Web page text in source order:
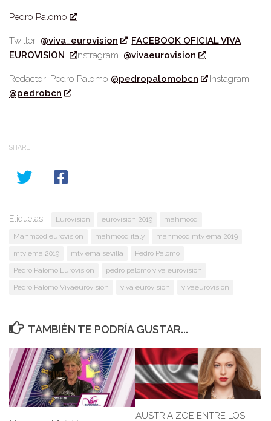
Pedro Palomo
Twitter @viva_eurovision
FACEBOOK OFICIAL VIVA
EUROVISION
Instragram @vivaeurovision
Redactor: Pedro Palomo @pedropalomobcn
Instagram
@pedrobcn
SHARE
Etiquetas: Eurovision eurovision 2019
mahmood
Mahmood eurovision
mahmood italy
mahmood mtv ema 2019
mtv ema 2019
mtv ema sevilla
Pedro Palomo
Pedro Palomo Eurovision
pedro palomo viva eurovision
Pedro Palomo Vivaeurovision
viva eurovision vivaeurovision
TAMBIÉN TE PODRÍA GUSTAR...
AUSTRIA ZOË ENTRE LOS